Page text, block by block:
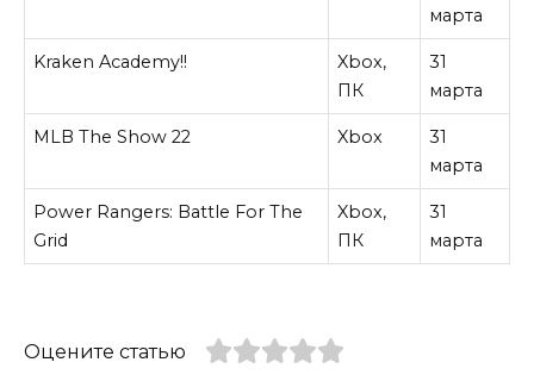
марта
Kraken Academy!!
Xbox,
ПК
31
марта
MLB The Show 22 Xbox
31
марта
Power Rangers: Battle For The
Grid
Xbox,
ПК
31
марта
Оцените статью